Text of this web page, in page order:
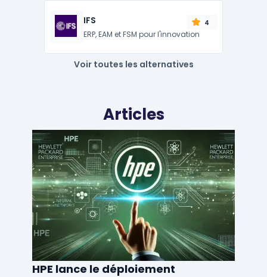
IFS 4
ERP, EAM et FSM pour l'innovation
Voir toutes les alternatives
Articles
HPE lance le déploiement